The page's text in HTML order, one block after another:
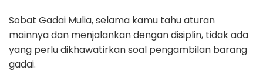
Sobat Gadai Mulia, selama kamu tahu aturan
mainnya dan menjalankan dengan disiplin, tidak ada
yang perlu dikhawatirkan soal pengambilan barang
gadai.